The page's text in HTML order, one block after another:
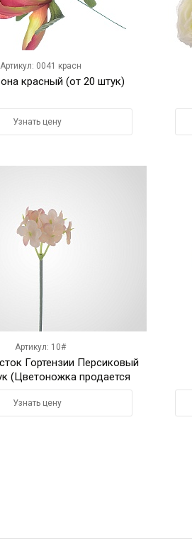
Артикул: 0041 красн
красный (от 20 штук)
Узнать цену
Артикул: 10#
Гортензии Персиковый
(Цветоножка продается
отдельно)
Узнать цену